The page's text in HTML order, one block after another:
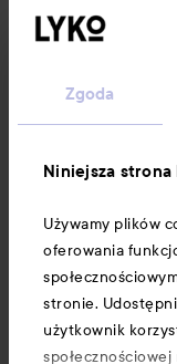
Zgoda
Niniejsza
Używamy plików
oferowania
stronie.
użytkownik
Obsługa klienta
Informacje